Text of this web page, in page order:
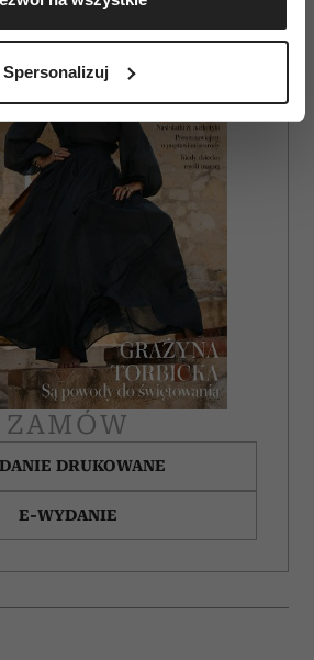
Twoje urządzenie, aktywnie
wirtualny odcisk palca)
oraz ustaw własne preferencje w
W Deklaracji plików cookie możesz
swoją zgodę w dowolnej chwili.
cookie do spersonalizowania treści
funkcje społecznościowe i
witrynie. Informacje o tym, jak
witryny, udostępniamy partnerom
reklamowym i analitycznym.
te informacje z innymi danymi
lub uzyskanymi podczas
Spersonalizuj
ZAMÓW
DRUKOWANE
E-WYDANIE